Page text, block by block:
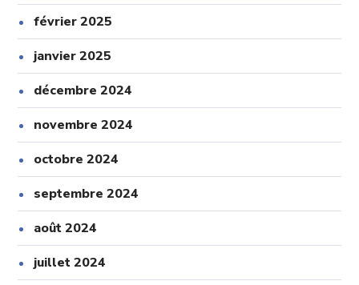
février 2025
janvier 2025
décembre 2024
novembre 2024
octobre 2024
septembre 2024
août 2024
juillet 2024